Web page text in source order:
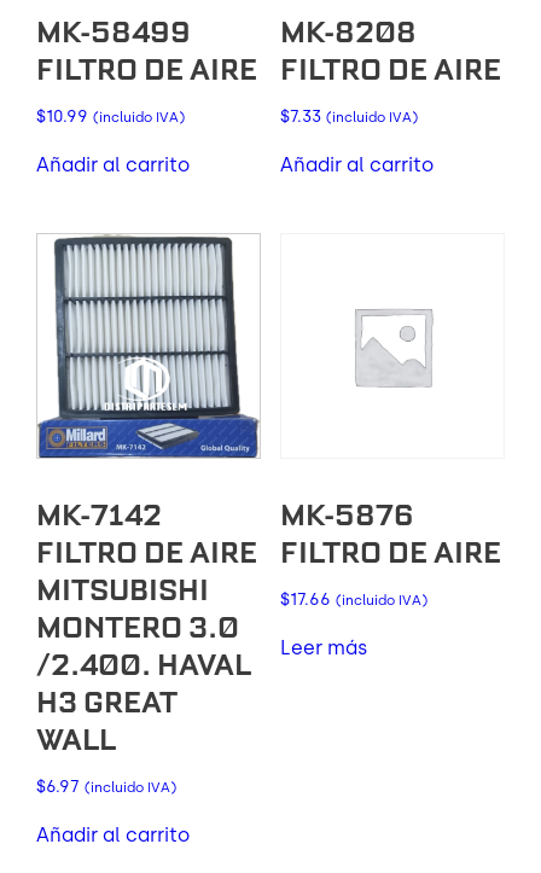
MK-58499
FILTRO DE AIRE
$10.99 (incluido IVA)
Añadir al carrito
MK-8208
FILTRO DE AIRE
$7.33 (incluido IVA)
Añadir al carrito
MK-7142
FILTRO DE AIRE
MITSUBISHI
MONTERO 3.0
/2.400. HAVAL
H3 GREAT
WALL
$6.97 (incluido IVA)
Añadir al carrito
MK-5876
FILTRO DE AIRE
$17.66 (incluido IVA)
Leer más